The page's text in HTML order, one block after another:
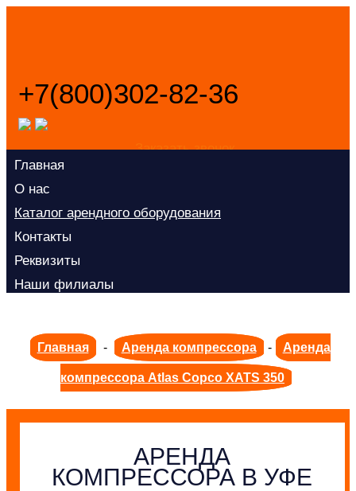
+7(800)302-82-36
Заказать звонок
Главная
О нас
Каталог арендного оборудования
Контакты
Реквизиты
Наши филиалы
Главная - Аренда компрессора - Аренда
компрессора Atlas Copco XATS 350
АРЕНДА
КОМПРЕССОРА В УФЕ